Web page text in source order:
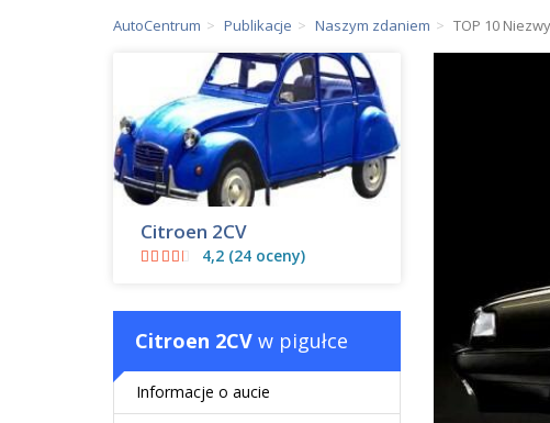
AutoCentrum Publikacje Naszym zdaniem TOP 10
Citroen 2CV
4,2 (24 oceny)
Citroen 2CV w pigułce
Informacje o aucie